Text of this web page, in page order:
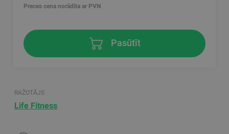
Preces cena norādīta ar PVN
Pasūtīt
RAŽOTĀJS
Life Fitness